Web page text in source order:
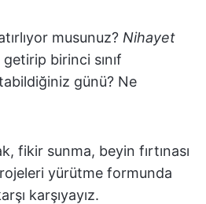
musunuz? Nihayet
getirip birinci sınıf
günü? Ne
fikir sunma, beyin fırtınası
yürütme formunda
karşıyayız.